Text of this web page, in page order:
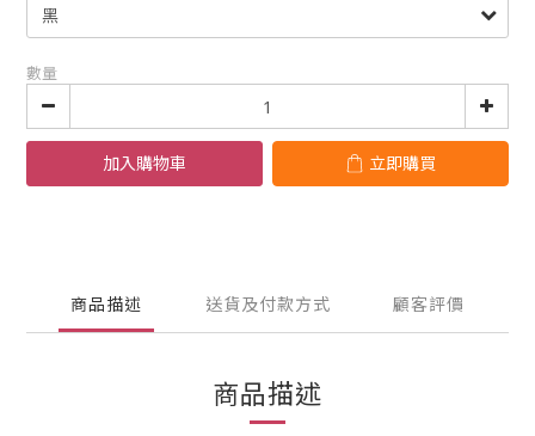
數量
加入購物車 立即購買
商品描述 送貨及付款方式 顧客評價
商品描述